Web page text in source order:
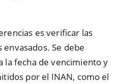
es verificar las
Se debe
la fecha de vencimiento y
por el INAN, como el